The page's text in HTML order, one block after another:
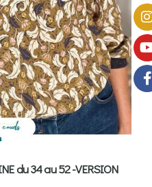
du 34 au 52 -VERSION